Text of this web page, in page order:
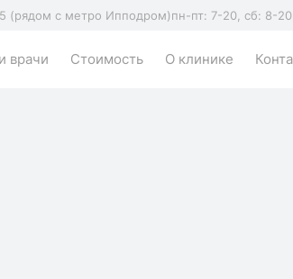
(рядом с метро Ипподром)пн-пт: 7-20, сб: 8-
врачи Стоимость О клинике